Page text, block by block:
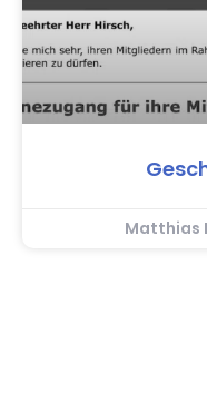
Matthias